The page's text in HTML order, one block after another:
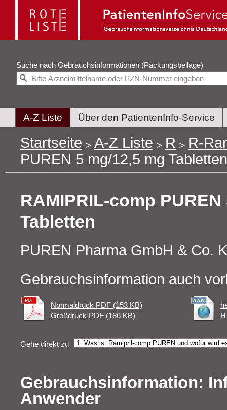
Suche nach Gebrauchsinformationen (Packungsbeilage)
A-Z Liste Über den PatientenInfo-Service
Startseite A-Z Liste R
R-
PUREN 5 mg/12,5 mg Tabletten
RAMIPRIL-comp
Tabletten
PUREN Pharma GmbH & Co.
Gebrauchsinformation auch
Normaldruck PDF (153 KB)
Großdruck PDF (186 KB)
Gehe direkt zu
Gebrauchsinformation:
Anwender